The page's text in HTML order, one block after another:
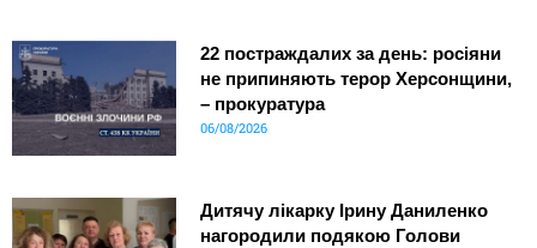
22 постраждалих за день: росіяни
не припиняють терор Херсонщини,
– прокуратура
06/08/2026
Дитячу лікарку Ірину Даниленко
нагородили подякою Голови